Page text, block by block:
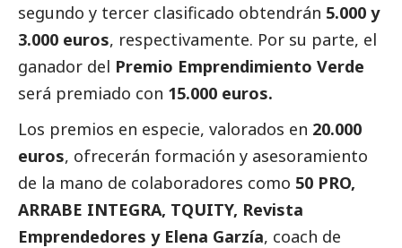
segundo y tercer clasificado obtendrán 5.000 y
3.000 euros, respectivamente. Por su parte, el
ganador del Premio Emprendimiento Verde
será premiado con 15.000 euros.
Los premios en especie, valorados en 20.000
euros, ofrecerán formación y asesoramiento
de la mano de colaboradores como 50 PRO,
ARRABE INTEGRA, TQUITY, Revista
Emprendedores y Elena Garzía, coach de